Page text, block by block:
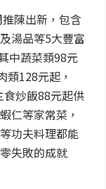
陳出新，包含
湯品等5大豐富
中蔬菜類98元
128元起，
炒飯88元起供
仁等家常菜，
功夫料理都能
失敗的成就